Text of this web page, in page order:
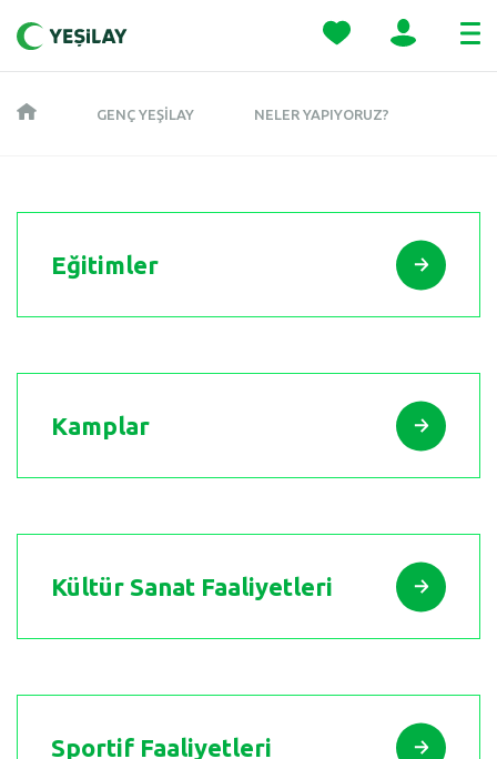
GENÇ YEŞILAY NELER YAPIYORUZ?
Eğitimler
Kamplar
Kültür Sanat Faaliyetleri
Sportif Faaliyetleri